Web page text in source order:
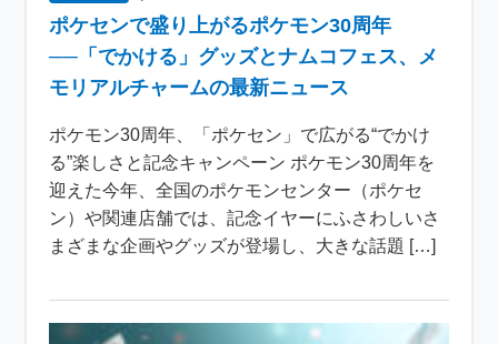
ポケセンで盛り上がるポケモン30周年
──「でかける」グッズとナムコフェス、メ
モリアルチャームの最新ニュース
ポケモン30周年、「ポケセン」で広がる“でかけ
る”楽しさと記念キャンペーン ポケモン30周年を
迎えた今年、全国のポケモンセンター（ポケセ
ン）や関連店舗では、記念イヤーにふさわしいさ
まざまな企画やグッズが登場し、大きな話題 […]